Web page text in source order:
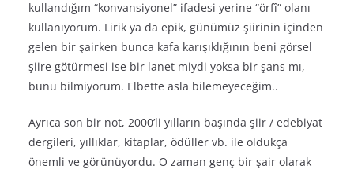
kullandığım “konvansiyonel” ifadesi yerine “örfî” olanı
kullanıyorum. Lirik ya da epik, günümüz şiirinin içinden
gelen bir şairken bunca kafa karışıklığının beni görsel
şiire götürmesi ise bir lanet miydi yoksa bir şans mı,
bunu bilmiyorum. Elbette asla bilemeyeceğim..
Ayrıca son bir not, 2000’li yılların başında şiir / edebiyat
dergileri, yıllıklar, kitaplar, ödüller vb. ile oldukça
önemli ve görünüyordu. O zaman genç bir şair olarak